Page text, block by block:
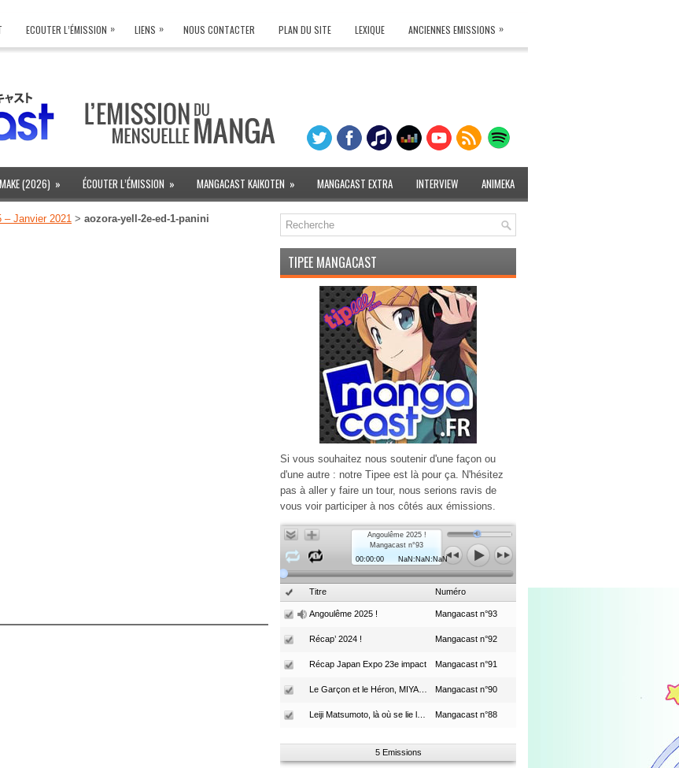
ECOUTER L’ÉMISSION » LIENS » NOUS CONTACTER PLAN DU SITE LEXIQUE ANCIENNES EMISSIONS »
(2026) » ÉCOUTER L’ÉMISSION » MANGACAST KAIKOTEN » MANGACAST EXTRA INTERVIEW ANIMEKA
– Janvier 2021 > aozora-yell-2e-ed-1-panini
TIPEE MANGACAST
Si vous souhaitez nous soutenir d'une façon ou
d'une autre : notre Tipee est là pour ça. N'hésitez
pas à aller y faire un tour, nous serions ravis de
vous voir participer à nos côtés aux émissions.
Angoulême 2025 !
Mangacast n°93
00:00:00
NaN:NaN:NaN
Titre Numéro
Angoulême 2025 ! Mangacast n°93
Récap’ 2024 ! Mangacast n°92
Récap Japan Expo 23e impact Mangacast n°91
Mangacast n°90
Mangacast n°88
5 Emissions